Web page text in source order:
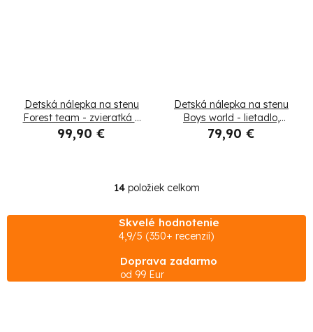
Detská nálepka na stenu
Forest team - zvieratká a
stromy
99,90 €
Detská nálepka na stenu
Boys world - lietadlo,
balón a vlak
79,90 €
O
v
l
d
14položiek celkom
Skvelé hodnotenie
4,9/5 (350+ recenzií)
Doprava zadarmo
od 99 Eur